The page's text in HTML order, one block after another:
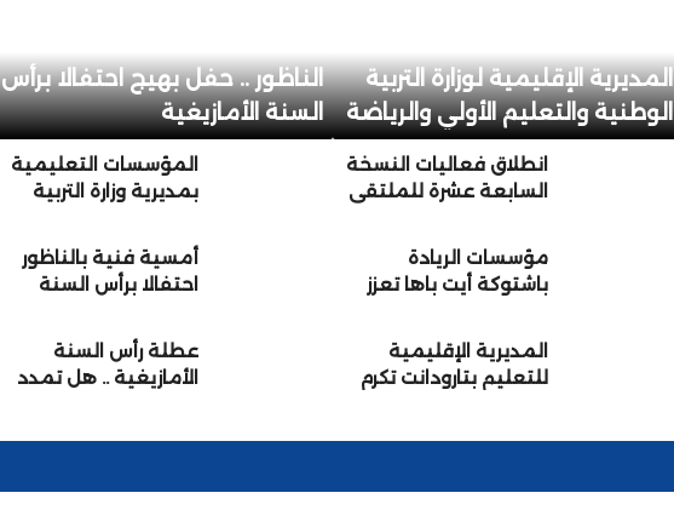
المديرية الإقليمية لوزارة التربية
الوطنية والتعليم الأولي والرياضة
بسيدي البرنوصي… تلاميذ ضحايا
الانتقام أمام أنظار مدراء
انطلاق فعاليات النسخة
السابعة عشرة للملتقى
المدرسي والمهني
والجامعي بمديرية
تارودانت
مؤسسات الريادة
باشتوكة أيت باها تعزز
المديرية الإقليمية
للتعليم بتارودانت تكرم
الناظور .. حفل بهيج احتفالا برأس
السنة الأمازيغية
المؤسسات التعليمية
بمديرية وزارة التربية
والرياضة بإنزگان أيت
ملول كسائر جهات
المملكةتحتفي بالسنة
(+صور)
أمسية فنية بالناظور
احتفالا برأس السنة
عطلة رأس السنة
الأمازيغية .. هل تمدد